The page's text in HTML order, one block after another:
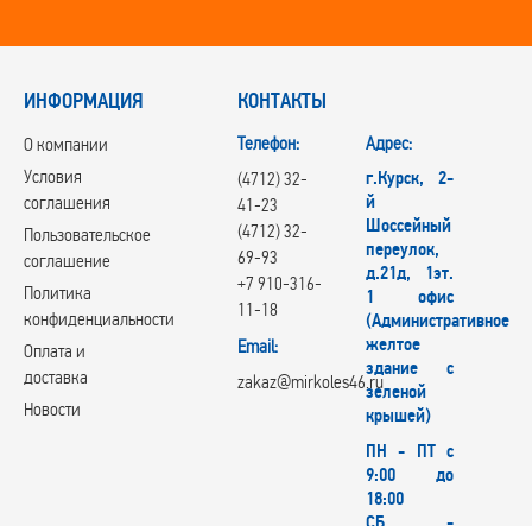
ИНФОРМАЦИЯ
О компании
Условия
соглашения
Пользовательское
соглашение
Политика
конфиденциальности
Оплата и
доставка
Новости
КОНТАКТЫ
Телефон:
(4712) 32-
41-23
(4712) 32-
69-93
+7 910-316-
11-18
Email:
zakaz@mirkoles46.ru
Адрес:
г.Курск, 2-
й
Шоссейный
переулок,
д.21д, 1эт.
1 офис
(Административное
желтое
здание с
зеленой
крышей)
ПН - ПТ с
9:00 до
18:00